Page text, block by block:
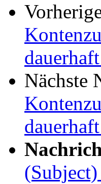
Nächste